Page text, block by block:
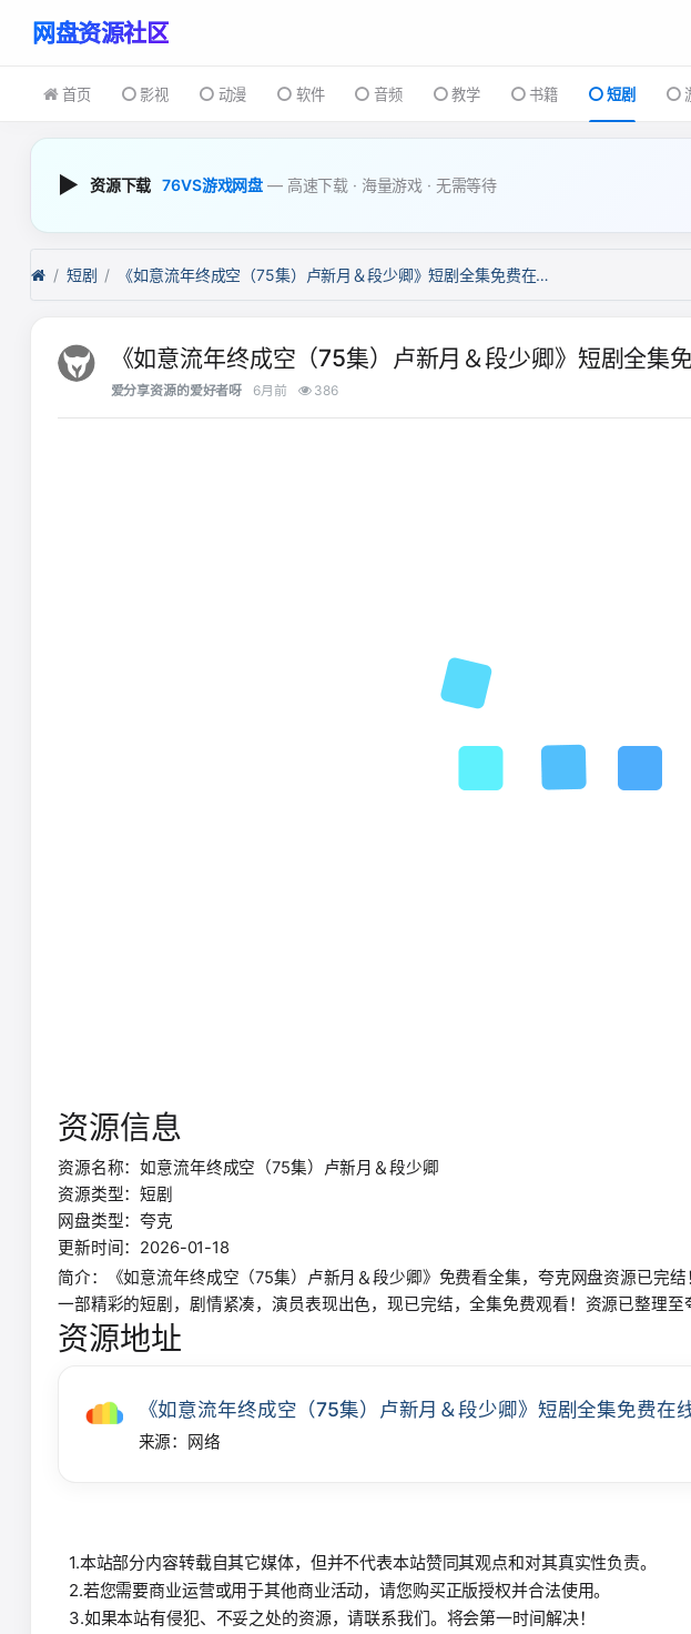
首页 影视 动漫 软件 音频 教学 书籍 短剧
▶ 资源下载 76VS游戏网盘 — 高速下载 · 海量游戏 · 无需等待
短剧 《如意流年终成空（75集）卢新月＆段少卿》短剧全集免费在线看 夸克
《如意流年终成空（75集）卢新月＆段少卿》短剧全集
爱分享资源的爱好者呀 6月前 386
资源信息
资源名称：如意流年终成空（75集）卢新月＆段少卿
资源类型：短剧
网盘类型：夸克
更新时间：2026-01-18
简介：《如意流年终成空（75集）卢新月＆段少卿》免费看全集，夸克网盘资源已完
一部精彩的短剧，剧情紧凑，演员表现出色，现已完结，全集免费观看！资源已整理
资源地址
《如意流年终成空（75集）卢新月＆段少卿》短剧全集免费在
来源：网络
1.本站部分内容转载自其它媒体，但并不代表本站赞同其观点和对其真实性负责。
2.若您需要商业运营或用于其他商业活动，请您购买正版授权并合法使用。
3.如果本站有侵犯、不妥之处的资源，请联系我们。将会第一时间解决！